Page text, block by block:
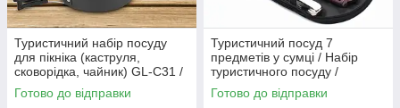
Туристичний набір посуду
для пікніка (каструля,
сковорідка, чайник) GL-C31 /
Посуд туристичний
Готово до відправки
Туристичний посуд 7
предметів у сумці / Набір
туристичного посуду /
Кухонне приладдя для
кемпінгу
Готово до відправки